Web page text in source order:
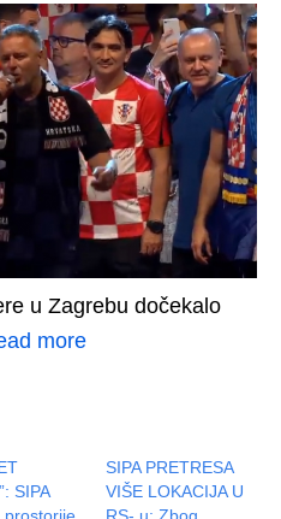
u Zagrebu dočekalo
more
SIPA
SIPA PRETRESA
VIŠE LOKACIJA U